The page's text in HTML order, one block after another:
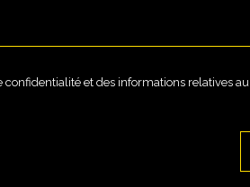
confidentialité et des informations relatives